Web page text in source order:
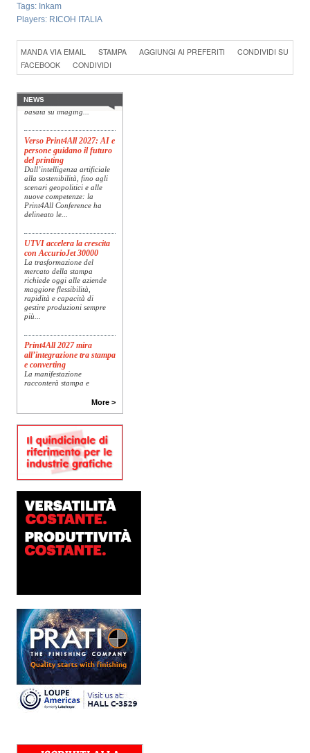
Tags: Inkam
Players: RICOH ITALIA
MANDA VIA EMAIL STAMPA AGGIUNGI AI PREFERITI
CONDIVIDI SU
FACEBOOK
CONDIVIDI
NEWS
Konica Minolta presenta
Specim RETEX
Konica Minolta, realtà di
una soluzione completa
basata su imaging...
Verso Print4All 2027: AI e
persone guidano il futuro
del printing
Dall’intelligenza artificiale
alla sostenibilità, fino agli
scenari geopolitici e alle
nuove competenze: la
Print4All Conference ha
delineato le...
UTVI accelera la crescita
con AccurioJet 30000
La trasformazione del
mercato della stampa
richiede oggi alle aziende
maggiore flessibilità,
rapidità e capacità di
gestire produzioni sempre
più...
Print4All 2027 mira
all’integrazione tra stampa
e converting
La manifestazione
racconterà stampa e
converting a 360 gradi: dal
applicazioni industriali, fino
alla visual communication.
Una...
Platinum Technologies
presenta SIGNATURE
Flatbed
Dopo anni di ricerca,
sviluppo e analisi
approfondita delle reali
esigenze produttive del
mercato, Platinum
Technologies, centro
europeo di ricerca e...
Torraspapel adottano il
brand Polyedra per
identificare l’attività di
distribuzione in Italia,
Spagna, Francia e...
Kolor+Service e T&K
acquisiscono Tecnologie
Grafiche
L’intesa porta nel Gruppo
l’esperienza di...
More >